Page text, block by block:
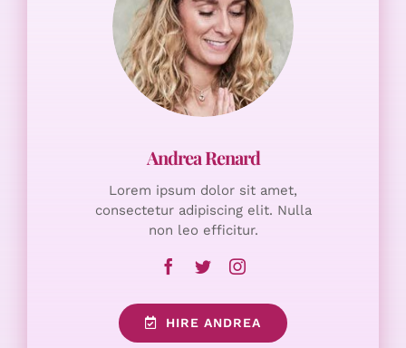
Lorem ipsum dolor sit amet,
consectetur adipiscing elit. Nulla
non leo efficitur.
HIRE ANDREA